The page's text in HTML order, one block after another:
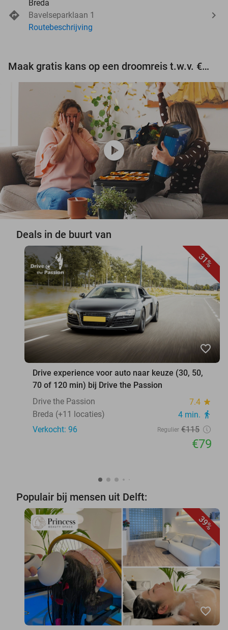
Breda
Bavelseparklaan 1
Routebeschrijving
Maak gratis kans op een droomreis t.w.v. €3.000!
play_circle
Deals in de buurt van
31%
favorite_border
Drive experience voor auto naar keuze (30, 50,
70 of 120 min) bij Drive the Passion
Drive the Passion
7.4 star
Breda (+11 locaties) 4 min. directions_walk
Verkocht: 96 Regulier €115
€79
Populair bij mensen uit Delft:
39%
favorite_border